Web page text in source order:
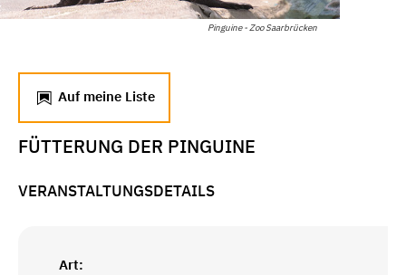
Pinguine - Zoo Saarbrücken
Auf meine Liste
FÜTTERUNG DER PINGUINE
VERANSTALTUNGSDETAILS
Art: